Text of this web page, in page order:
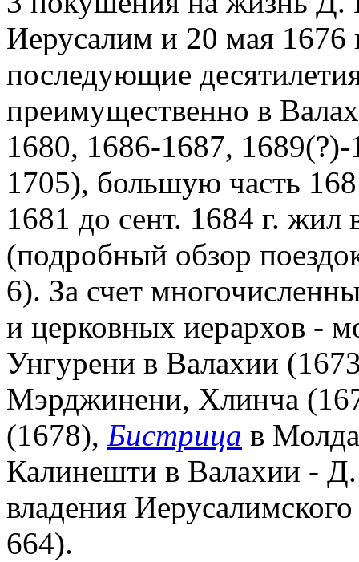
Иерусалим и 20 мая 1676
последующие
преимущественно в
1680, 1686-1687,
1705), большую часть
1681 до сент. 1684 г.
(подробный обзор
6). За счет
и церковных иерархов -
Унгурени в Валахии
Мэрджинени, Хлинча
(1678), Бистрица в
Калинешти в Валахии -
владения
664).